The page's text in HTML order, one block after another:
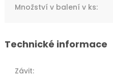
Množství v balení v ks:
Závit: